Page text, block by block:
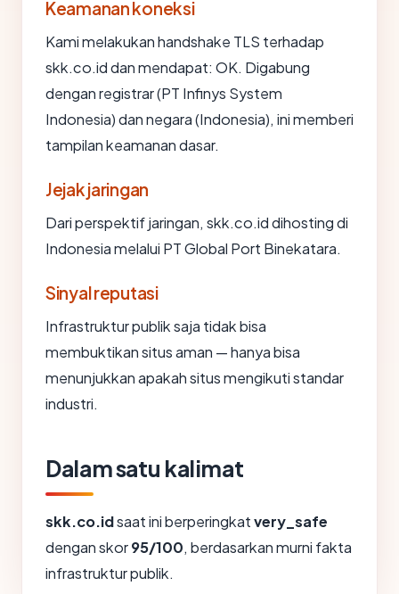
Keamanan koneksi
Kami melakukan handshake TLS terhadap
skk.co.id dan mendapat: OK. Digabung
dengan registrar (PT Infinys System
Indonesia) dan negara (Indonesia), ini memberi
tampilan keamanan dasar.
Jejak jaringan
Dari perspektif jaringan, skk.co.id dihosting di
Indonesia melalui PT Global Port Binekatara.
Sinyal reputasi
Infrastruktur publik saja tidak bisa
membuktikan situs aman — hanya bisa
menunjukkan apakah situs mengikuti standar
industri.
Dalam satu kalimat
skk.co.idsaat ini berperingkatvery_safe
dengan skor95/100, berdasarkan murni fakta
infrastruktur publik.